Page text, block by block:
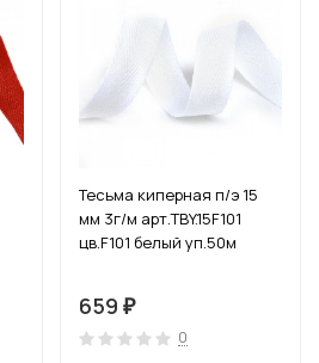
Тесьма киперная п/э 15
мм 3г/м арт.TBY.15F101
цв.F101 белый уп.50м
659 ₽
0